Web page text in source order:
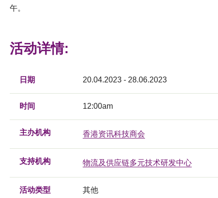
午。
活动详情:
日期 20.04.2023 - 28.06.2023
时间 12:00am
主办机构 香港资讯科技商会
支持机构 物流及供应链多元技术研发中心
活动类型 其他